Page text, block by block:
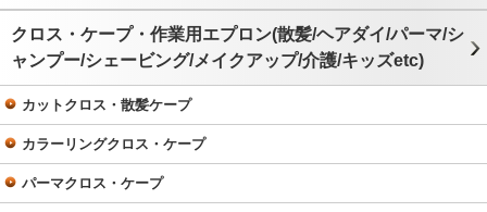
クロス・ケープ・作業用エプロン(散髪/ヘアダイ/パーマ/シ
ャンプー/シェービング/メイクアップ/介護/キッズetc)
カットクロス・散髪ケープ
カラーリングクロス・ケープ
パーマクロス・ケープ